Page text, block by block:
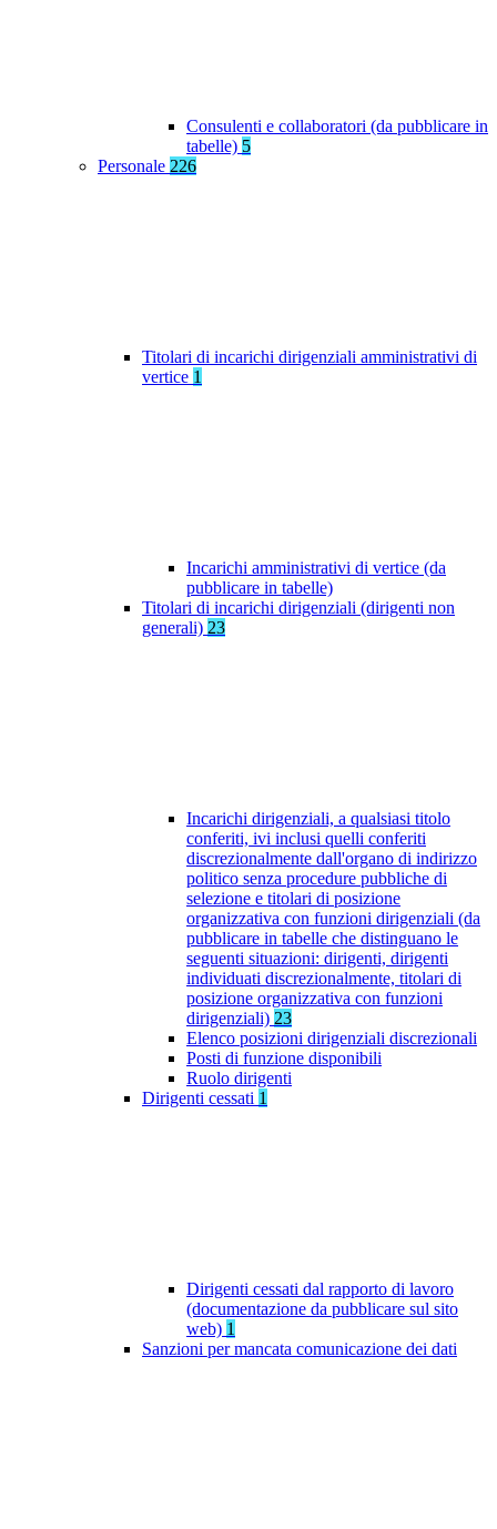
Consulenti e collaboratori (da pubblicare in
tabelle) 5
Personale 226
Titolari di incarichi dirigenziali amministrativi di
vertice 1
Incarichi amministrativi di vertice (da
pubblicare in tabelle)
Titolari di incarichi dirigenziali (dirigenti non
generali) 23
Incarichi dirigenziali, a qualsiasi titolo
conferiti, ivi inclusi quelli conferiti
discrezionalmente dall'organo di indirizzo
politico senza procedure pubbliche di
selezione e titolari di posizione
organizzativa con funzioni dirigenziali (da
pubblicare in tabelle che distinguano le
seguenti situazioni: dirigenti, dirigenti
individuati discrezionalmente, titolari di
posizione organizzativa con funzioni
dirigenziali) 23
Elenco posizioni dirigenziali discrezionali
Posti di funzione disponibili
Ruolo dirigenti
Dirigenti cessati 1
Dirigenti cessati dal rapporto di lavoro
(documentazione da pubblicare sul sito
web) 1
Sanzioni per mancata comunicazione dei dati